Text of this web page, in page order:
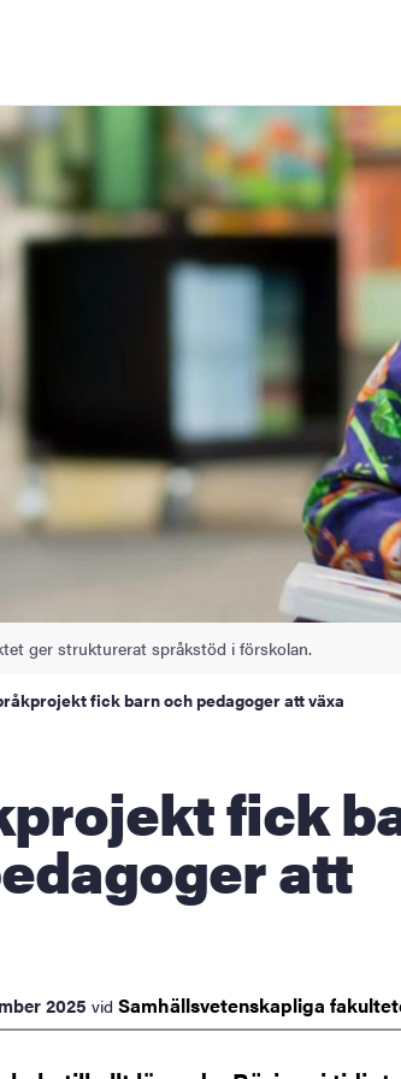
ger strukturerat språkstöd i förskolan.
fick barn och pedagoger att växa
att
2025 vid Samhällsvetenskapliga